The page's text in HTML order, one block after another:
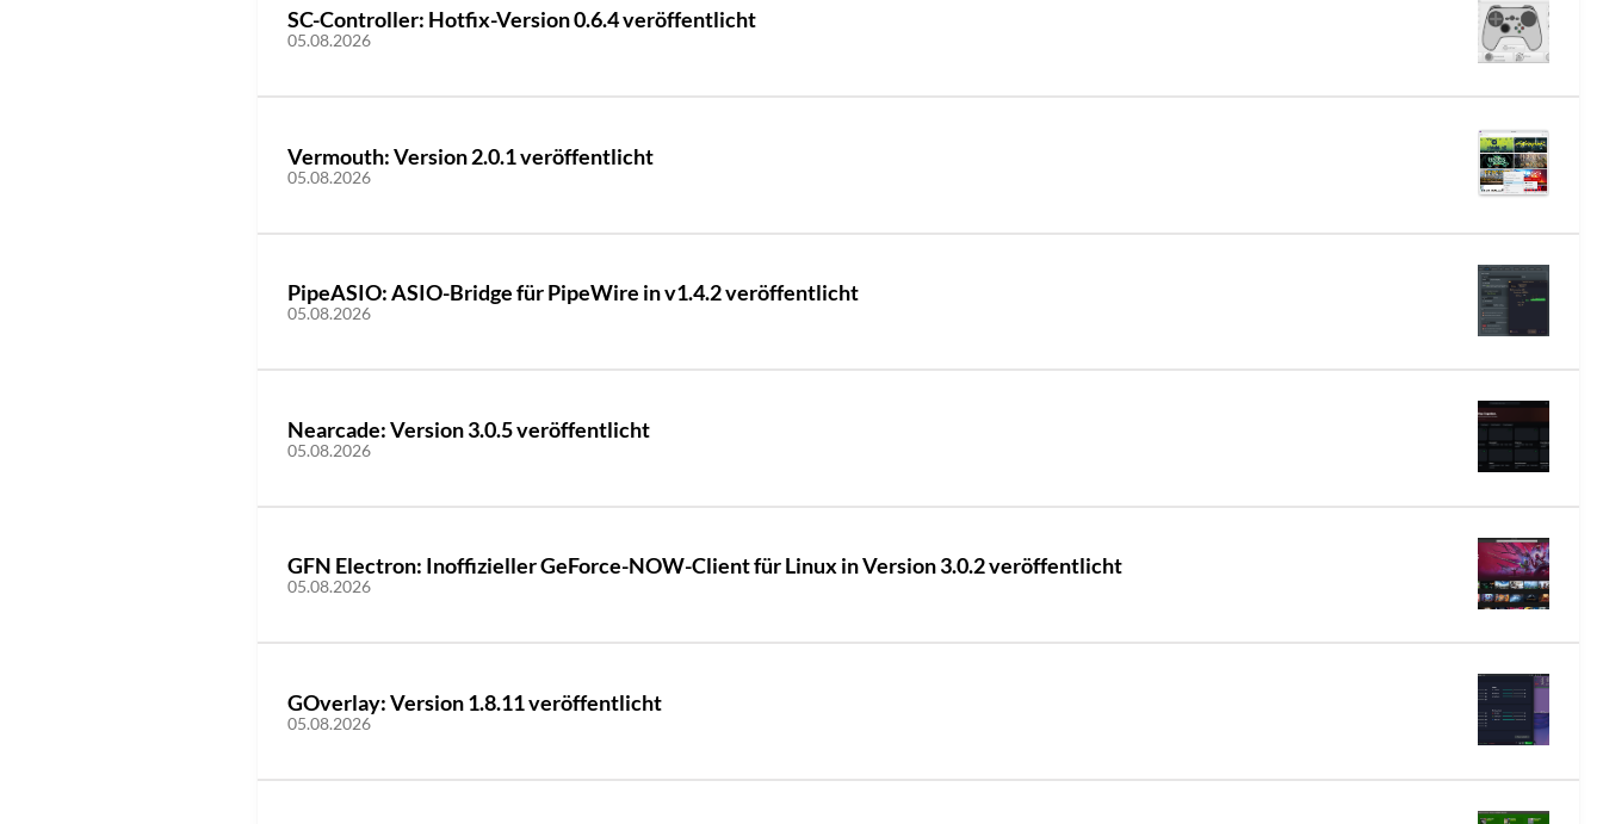
SC-Controller: Hotfix-Version 0.6.4 veröffentlicht
05.08.2026
Vermouth: Version 2.0.1 veröffentlicht
05.08.2026
PipeASIO: ASIO-Bridge für PipeWire in v1.4.2 veröffentlicht
05.08.2026
Nearcade: Version 3.0.5 veröffentlicht
05.08.2026
GFN Electron: Inoffizieller GeForce-NOW-Client für Linux in Version 3.0.2 veröffentlicht
05.08.2026
GOverlay: Version 1.8.11 veröffentlicht
05.08.2026